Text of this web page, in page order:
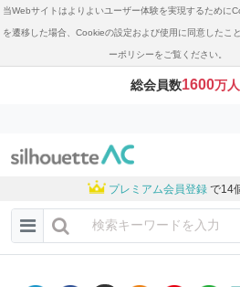
当Webサイトはよりよいユーザー体験を実現するために
を遷移した場合、Cookieの設定および使用に同意したこ
ーポリシーをご覧ください。
総会員数1600万人
プレミアム会員登録 で14